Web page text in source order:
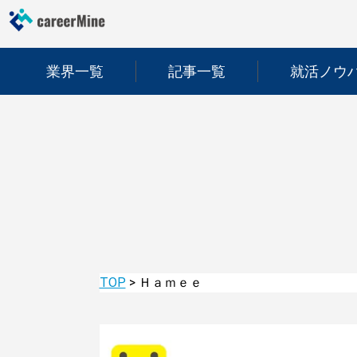
業界一覧 記事一覧 就活ノウ
TOP> Ｈａｍｅｅ